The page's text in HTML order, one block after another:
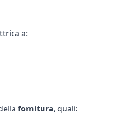
a:
fornitura, quali: